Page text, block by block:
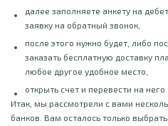
далее заполняете анкету на
заявку на обратный звонок,
после этого нужно будет, либо
заказать бесплатную доставку
любое другое удобное место,
открыть счет и перевести на него
Итак, мы рассмотрели с вами
банков. Вам осталось только